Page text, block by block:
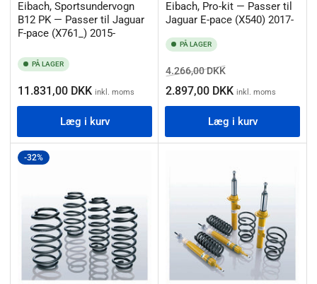
Eibach, Sportsundervogn
B12 PK — Passer til Jaguar
F-pace (X761_) 2015-
PÅ LAGER
Normalpris
11.831,00 DKK inkl. moms
Læg i kurv
Eibach, Pro-kit — Passer til
Jaguar E-pace (X540) 2017-
PÅ LAGER
Normalpris
4.266,00 DKKSalgspris
2.897,00 DKK inkl. moms
Læg i kurv
-32%